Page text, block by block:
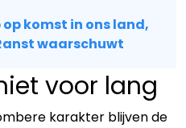
komst in ons land,
waarschuwt
voor lang
karakter blijven de